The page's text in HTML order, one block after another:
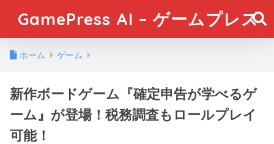
GamePress AI – ゲームプレス
ホーム ゲーム
新作ボードゲーム『確定申告が学べるゲ
ーム』が登場！税務調査もロールプレイ
可能！